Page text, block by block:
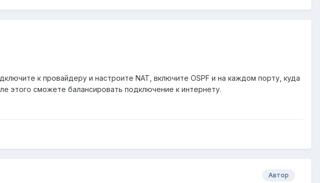
к провайдеру и настроите NAT, включите OSPF и на каждом порту, куда
этого сможете балансировать подключение к интернету.
Автор